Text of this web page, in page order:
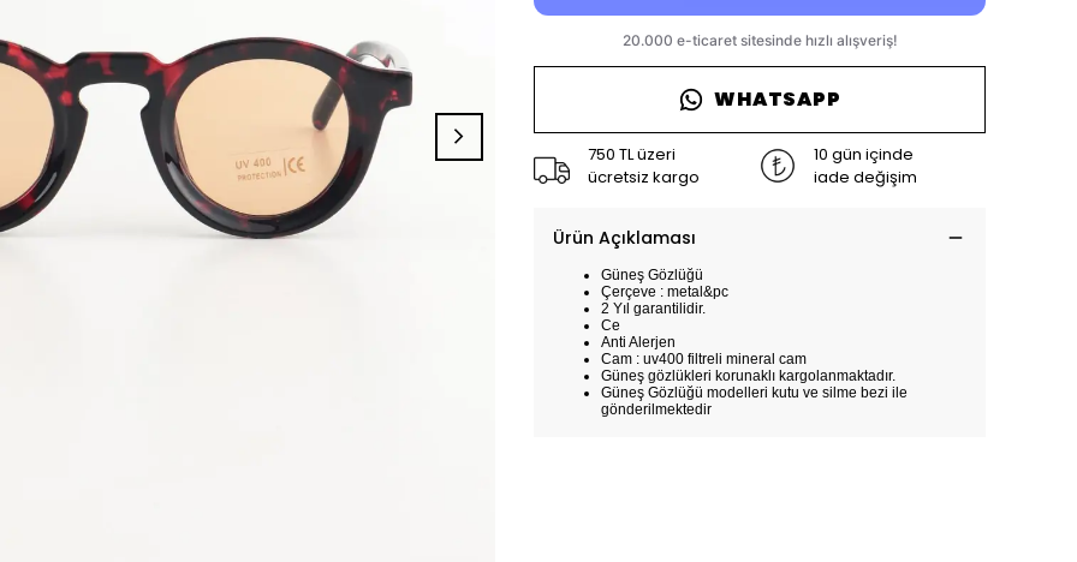
WHATSAPP
750 TL üzeri
ücretsiz kargo
10 gün içinde
iade değişim
Ürün Açıklaması
Güneş Gözlüğü
Çerçeve : metal&pc
2 Yıl garantilidir.
Ce
Anti Alerjen
Cam : uv400 filtreli mineral cam
Güneş gözlükleri korunaklı kargolanmaktadır.
Güneş Gözlüğü modelleri kutu ve silme bezi ile
gönderilmektedir